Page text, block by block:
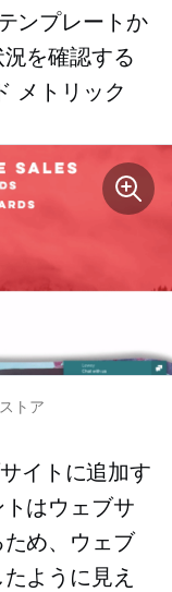
ンプレートか
を確認する
メトリック
トア
イトに追加す
はウェブサ
め、ウェブ
ように見え